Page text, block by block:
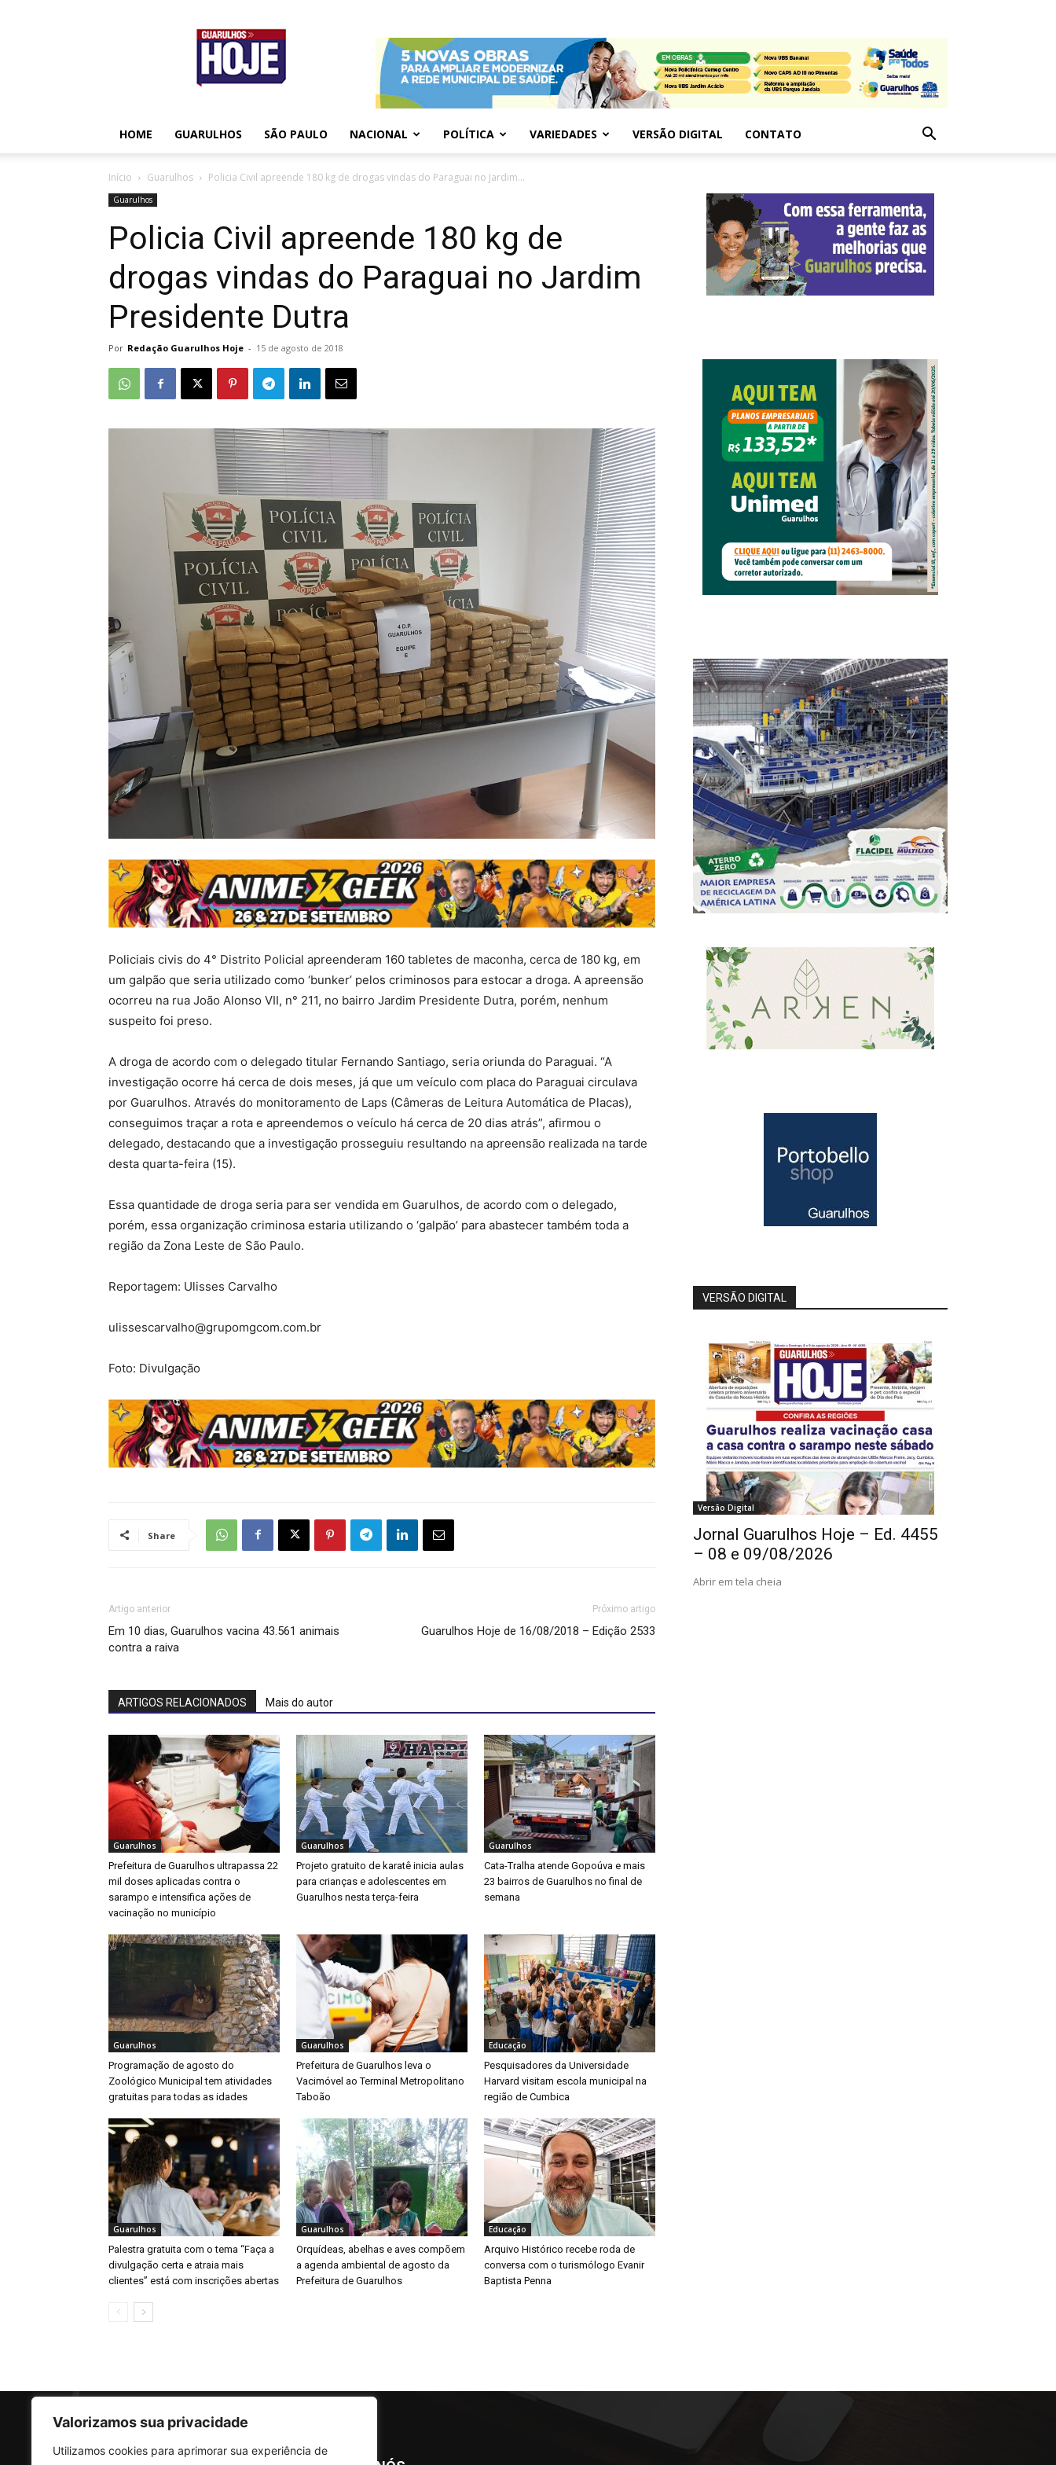
Valorizamos sua privacidade
Utilizamos cookies para aprimorar sua experiência de
Guarulhos
Hoje
HOME GUARULHOS SÃO PAULO NACIONAL POLÍTICA VARIEDADES VERSÃO DIGITAL CONTATO
Início Guarulhos Policia Civil apreende 180 kg de drogas vindas do Paraguai no Jardim...
Guarulhos
Policia Civil apreende 180 kg de
drogas vindas do Paraguai no Jardim
Presidente Dutra
Por Redação Guarulhos Hoje - 15 de agosto de 2018
Policiais civis do 4° Distrito Policial apreenderam 160 tabletes de maconha, cerca de 180 kg, em
um galpão que seria utilizado como ‘bunker’ pelos criminosos para estocar a droga. A apreensão
ocorreu na rua João Alonso VII, n° 211, no bairro Jardim Presidente Dutra, porém, nenhum
suspeito foi preso.
A droga de acordo com o delegado titular Fernando Santiago, seria oriunda do Paraguai. “A
investigação ocorre há cerca de dois meses, já que um veículo com placa do Paraguai circulava
por Guarulhos. Através do monitoramento de Laps (Câmeras de Leitura Automática de Placas),
conseguimos traçar a rota e apreendemos o veículo há cerca de 20 dias atrás”, afirmou o
delegado, destacando que a investigação prosseguiu resultando na apreensão realizada na tarde
desta quarta-feira (15).
Essa quantidade de droga seria para ser vendida em Guarulhos, de acordo com o delegado,
porém, essa organização criminosa estaria utilizando o ‘galpão’ para abastecer também toda a
região da Zona Leste de São Paulo.
Reportagem: Ulisses Carvalho
ulissescarvalho@grupomgcom.com.br
Foto: Divulgação
Share
Artigo anterior
Em 10 dias, Guarulhos vacina 43.561 animais
contra a raiva
Próximo artigo
Guarulhos Hoje de 16/08/2018 – Edição 2533
ARTIGOS RELACIONADOS Mais do autor
Guarulhos
Prefeitura de Guarulhos ultrapassa 22
mil doses aplicadas contra o
sarampo e intensifica ações de
vacinação no município
Guarulhos
Projeto gratuito de karatê inicia aulas
para crianças e adolescentes em
Guarulhos nesta terça-feira
Guarulhos
Cata-Tralha atende Gopoúva e mais
23 bairros de Guarulhos no final de
semana
Guarulhos
Programação de agosto do
Zoológico Municipal tem atividades
gratuitas para todas as idades
Guarulhos
Prefeitura de Guarulhos leva o
Vacimóvel ao Terminal Metropolitano
Taboão
Educação
Pesquisadores da Universidade
Harvard visitam escola municipal na
região de Cumbica
Guarulhos
Palestra gratuita com o tema “Faça a
divulgação certa e atraia mais
clientes” está com inscrições abertas
Guarulhos
Orquídeas, abelhas e aves compõem
a agenda ambiental de agosto da
Prefeitura de Guarulhos
Educação
Arquivo Histórico recebe roda de
conversa com o turismólogo Evanir
Baptista Penna
VERSÃO DIGITAL
Versão Digital
Jornal Guarulhos Hoje – Ed. 4455
– 08 e 09/08/2026
Abrir em tela cheia